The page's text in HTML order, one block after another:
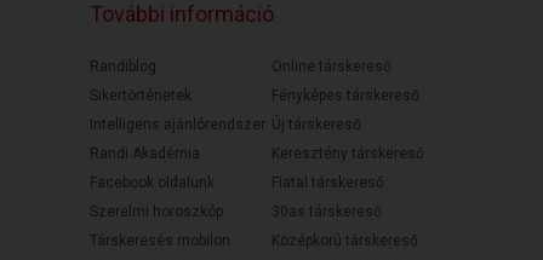
További információ
Randiblog
Sikertörténetek
Intelligens ajánlórendszer
Randi Akadémia
Facebook oldalunk
Szerelmi horoszkóp
Társkeresés mobilon
Online társkereső
Fényképes társkereső
Új társkereső
Keresztény társkereső
Fiatal társkereső
30as társkereső
Középkorú társkereső